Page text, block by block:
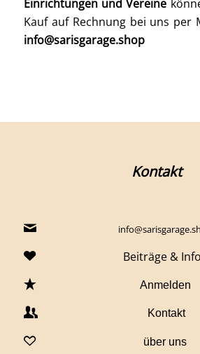
Einrichtungen und Vereine
Kauf auf Rechnung bei uns per
info@sarisgarage.shop
Kontakt
Beiträge &
Anmelden
Kontakt
über uns